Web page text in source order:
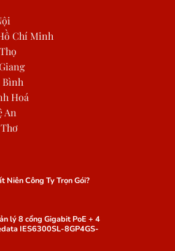
Chí Minh
Bình
Hoá
An
Niên Công Ty Trọn Gói?
lý 8 cổng Gigabit PoE + 4
IES6300SL-8GP4GS-